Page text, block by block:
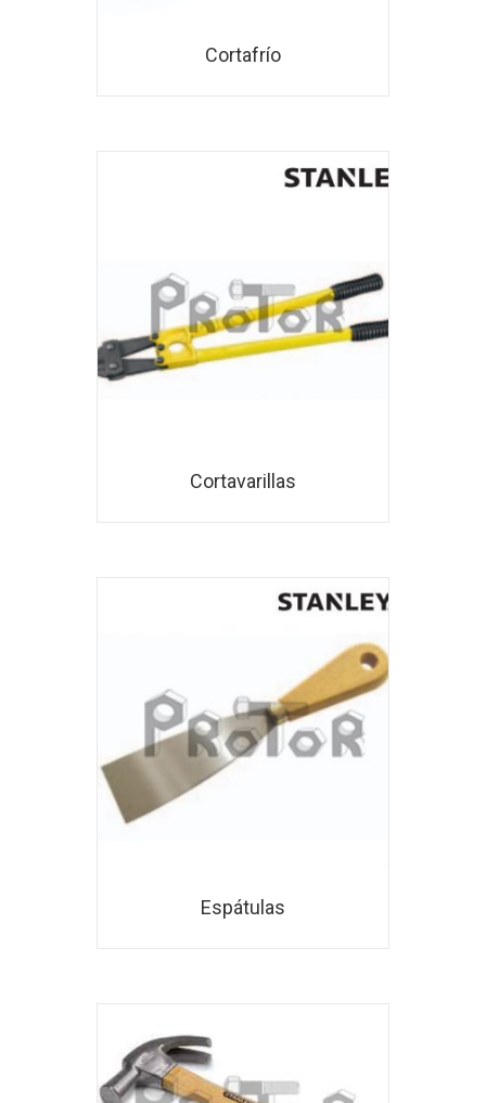
Cortafrío
Cortavarillas
Espátulas